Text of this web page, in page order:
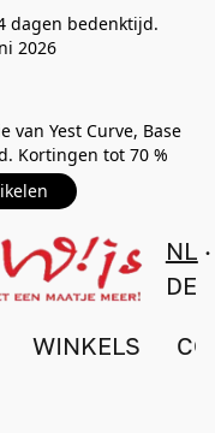
dagen bedenktijd.
2026
van Yest Curve, Base
Kortingen tot 70 %
NL
DE
WINKELS